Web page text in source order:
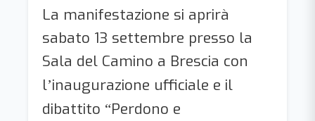
La manifestazione si aprirà
sabato 13 settembre presso la
Sala del Camino a Brescia con
l’inaugurazione ufficiale e il
dibattito “Perdono e